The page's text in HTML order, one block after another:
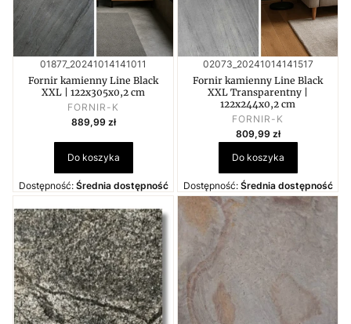
Kod produktu
01877_20241014141011
Fornir kamienny Line Black
XXL | 122x305x0,2 cm
PRODUCENT
FORNIR-K
Cena
889,99 zł
Do koszyka
Dostępność: Średnia dostępność
Kod produktu
02073_20241014141517
Fornir kamienny Line Black
XXL Transparentny |
122x244x0,2 cm
PRODUCENT
FORNIR-K
Cena
809,99 zł
Do koszyka
Dostępność: Średnia dostępność